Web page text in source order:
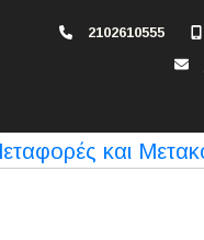
2102610555